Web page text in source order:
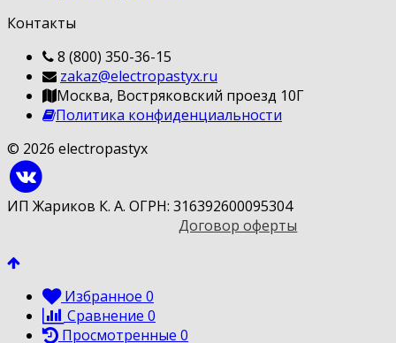
Контакты
8 (800) 350-36-15
zakaz@electropastyx.ru
Москва, Востряковский проезд 10Г
Политика конфиденциальности
© 2026 electropastyx
ИП Жариков К. А. ОГРН: 316392600095304
Договор оферты
Избранное 0
Сравнение 0
Просмотренные 0